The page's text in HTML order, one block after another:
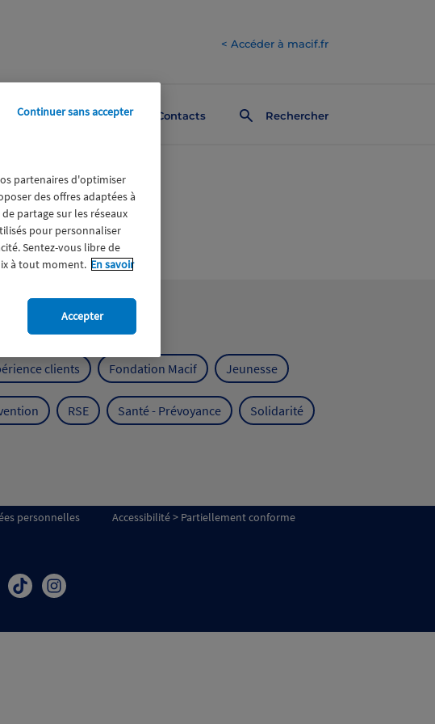
< Accéder à macif.fr
Contacts Rechercher
clients Fondation Macif Jeunesse
RSE Santé - Prévoyance Solidarité
personnelles
Accessibilité > Partiellement conforme
partenaires d'optimiser
des offres adaptées à
partage sur les réseaux
pour personnaliser
Sentez-vous libre de
à tout moment. En savoir
Continuer sans accepter
Accepter